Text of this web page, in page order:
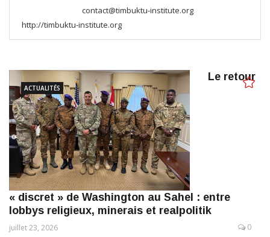
contact@timbuktu-institute.org
http://timbuktu-institute.org
ACTUALITÉS
Le retour
« discret » de Washington au Sahel : entre
lobbys religieux, minerais et realpolitik
juillet 23, 2026 0